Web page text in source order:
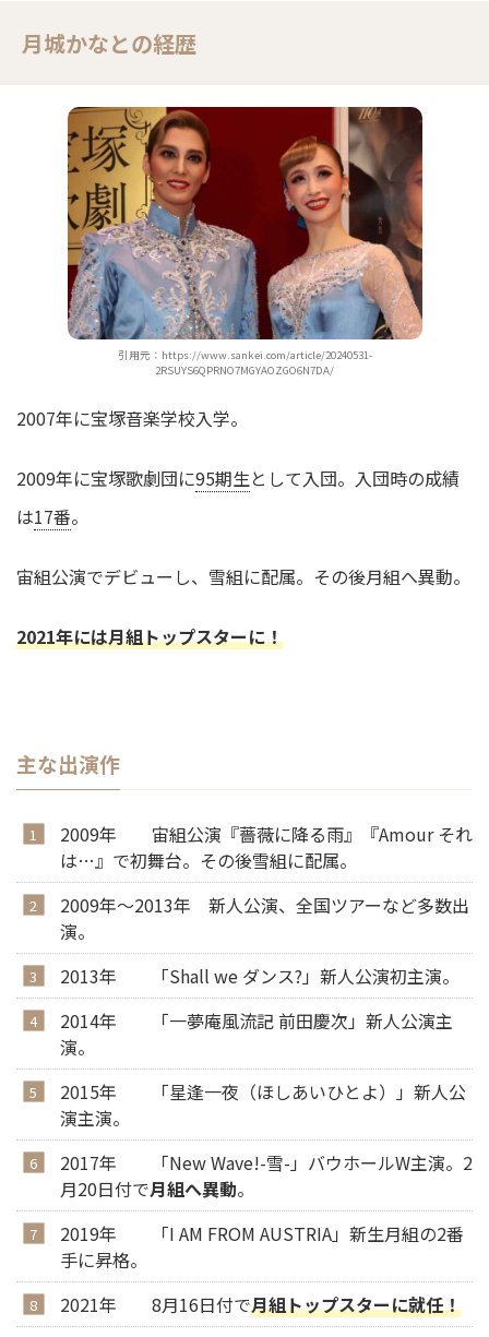
月城かなとの経歴
引用元：https://www.sankei.com/article/20240531-
2RSUYS6QPRNO7MGYAOZGO6N7DA/
2007年に宝塚音楽学校入学。
2009年に宝塚歌劇団に95期生として入団。入団時の成績
は17番。
宙組公演でデビューし、雪組に配属。その後月組へ異動。
2021年には月組トップスターに！
主な出演作
2009年 宙組公演『薔薇に降る雨』『Amour それ
は…』で初舞台。その後雪組に配属。
2009年～2013年 新人公演、全国ツアーなど多数出
演。
2013年 「Shall we ダンス?」新人公演初主演。
2014年 「一夢庵風流記 前田慶次」新人公演主
演。
2015年 「星逢一夜（ほしあいひとよ）」新人公
演主演。
2017年 「New Wave!-雪-」バウホールW主演。2
月20日付で月組へ異動。
2019年 「I AM FROM AUSTRIA」新生月組の2番
手に昇格。
2021年 8月16日付で月組トップスターに就任！